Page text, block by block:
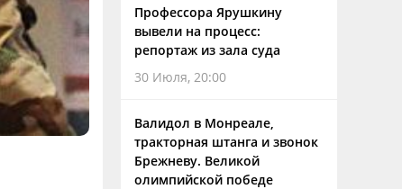
Профессора Ярушкину
вывели на процесс:
репортаж из зала суда
30 Июля, 20:00
Валидол в Монреале,
тракторная штанга и звонок
Брежневу. Великой
олимпийской победе